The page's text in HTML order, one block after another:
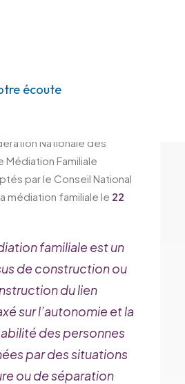
écoute
la médiation
Nationale des
Familiale
par le Conseil National
médiation familiale le 22
familiale est un
de construction ou
du lien
sur l’autonomie et la
des personnes
par des situations
ou de séparation